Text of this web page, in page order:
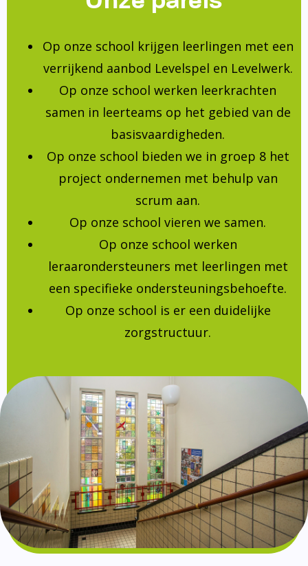
Op onze school krijgen leerlingen met een
verrijkend aanbod Levelspel en Levelwerk.
Op onze school werken leerkrachten
samen in leerteams op het gebied van de
basisvaardigheden.
Op onze school bieden we in groep 8 het
project ondernemen met behulp van
scrum aan.
Op onze school vieren we samen.
Op onze school werken
leraarondersteuners met leerlingen met
een specifieke ondersteuningsbehoefte.
Op onze school is er een duidelijke
zorgstructuur.